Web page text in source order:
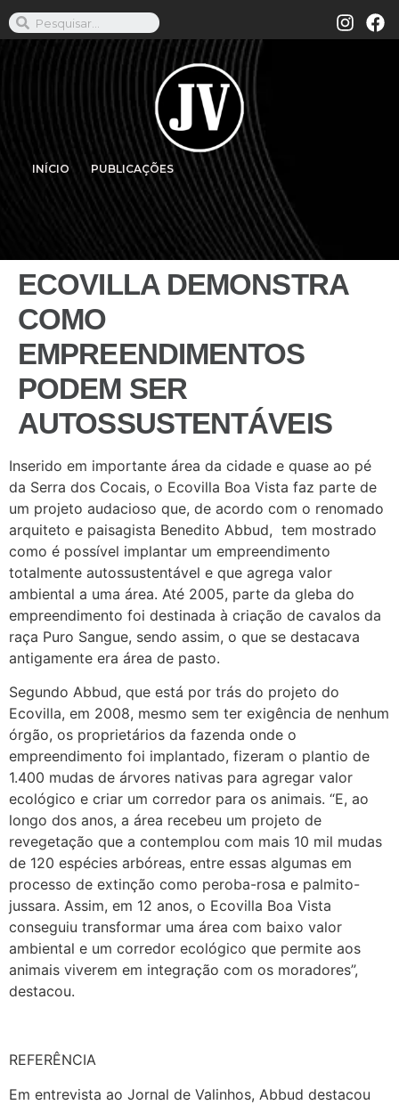
INÍCIO PUBLICAÇÕES
ECOVILLA DEMONSTRA
COMO
EMPREENDIMENTOS
PODEM SER
AUTOSSUSTENTÁVEIS
Inserido em importante área da cidade e quase ao pé
da Serra dos Cocais, o Ecovilla Boa Vista faz parte de
um projeto audacioso que, de acordo com o renomado
arquiteto e paisagista Benedito Abbud, tem mostrado
como é possível implantar um empreendimento
totalmente autossustentável e que agrega valor
ambiental a uma área. Até 2005, parte da gleba do
empreendimento foi destinada à criação de cavalos da
raça Puro Sangue, sendo assim, o que se destacava
antigamente era área de pasto.
Segundo Abbud, que está por trás do projeto do
Ecovilla, em 2008, mesmo sem ter exigência de nenhum
órgão, os proprietários da fazenda onde o
empreendimento foi implantado, fizeram o plantio de
1.400 mudas de árvores nativas para agregar valor
ecológico e criar um corredor para os animais. “E, ao
longo dos anos, a área recebeu um projeto de
revegetação que a contemplou com mais 10 mil mudas
de 120 espécies arbóreas, entre essas algumas em
processo de extinção como peroba-rosa e palmito-
jussara. Assim, em 12 anos, o Ecovilla Boa Vista
conseguiu transformar uma área com baixo valor
ambiental e um corredor ecológico que permite aos
animais viverem em integração com os moradores”,
destacou.
REFERÊNCIA
Em entrevista ao Jornal de Valinhos, Abbud destacou